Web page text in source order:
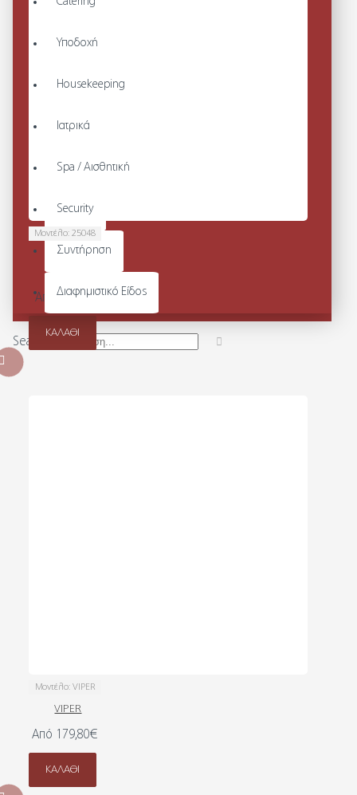
Υποδοχή
Housekeeping
Ιατρικά
Spa / Αισθητική
Security
Συντήρηση
Διαφημιστικό Είδος
Search
Μοντέλο: 25048
UNISEX
Από 43,40€
ΚΑΛΆΘΙ
Μοντέλο: VIPER
VIPER
Από 179,80€
ΚΑΛΆΘΙ